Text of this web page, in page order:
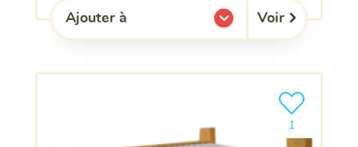
Ajouter à
l'une de mes listes. Voir
1
Ajouter le